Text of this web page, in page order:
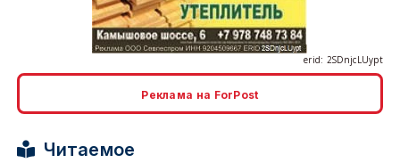
Реклама на ForPost
Читаемое